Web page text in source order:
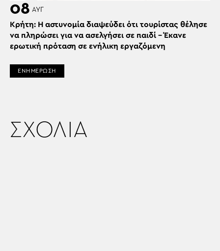
08 ΑΥΓ
Κρήτη: Η αστυνομία διαψεύδει ότι τουρίστας θέλησε
να πληρώσει για να ασελγήσει σε παιδί – Έκανε
ερωτική πρόταση σε ενήλικη εργαζόμενη
ΕΝΗΜΕΡΩΣΗ
ΣΧΟΛΙΑ